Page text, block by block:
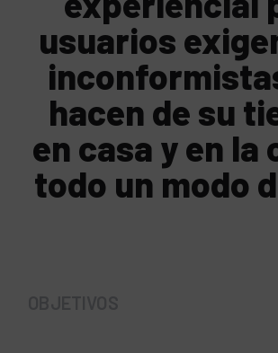
usuarios
hacen de su
en casa y en la
todo un modo